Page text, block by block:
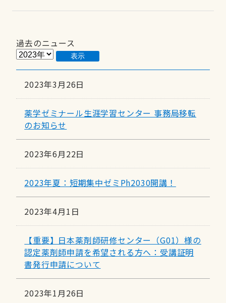
過去のニュース
表示
2023年3月26日
薬学ゼミナール生涯学習センター 事務局移転
のお知らせ
2023年6月22日
2023年夏：短期集中ゼミPh2030開講！
2023年4月1日
【重要】日本薬剤師研修センター（G01）様の
認定薬剤師申請を希望される方へ：受講証明
書発行申請について
2023年1月26日